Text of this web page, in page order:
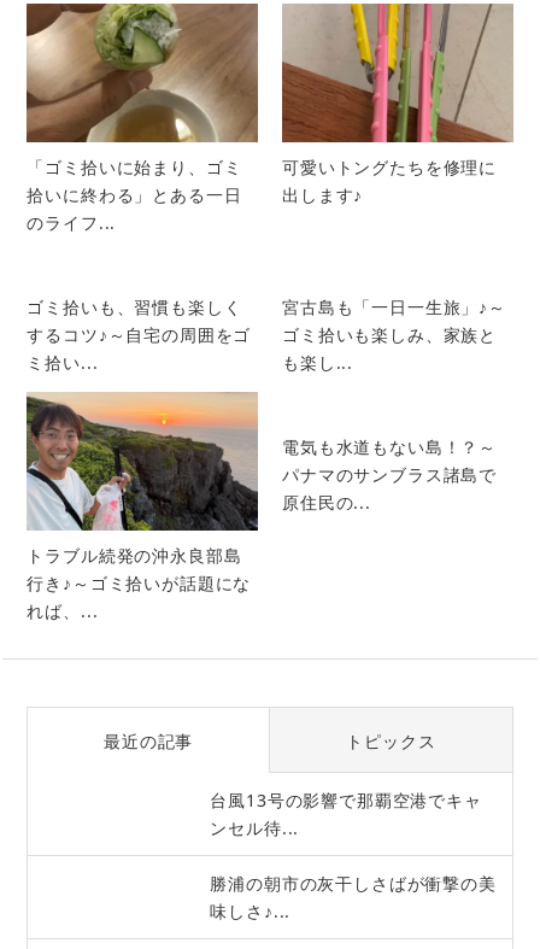
「ゴミ拾いに始まり、ゴミ
拾いに終わる」とある一日
のライフ...
可愛いトングたちを修理に
出します♪
ゴミ拾いも、習慣も楽しく
するコツ♪～自宅の周囲をゴ
ミ拾い...
宮古島も「一日一生旅」♪～
ゴミ拾いも楽しみ、家族と
も楽し...
トラブル続発の沖永良部島
行き♪～ゴミ拾いが話題にな
れば、...
電気も水道もない島！？～
パナマのサンブラス諸島で
原住民の...
最近の記事 トピックス
台風13号の影響で那覇空港でキャ
ンセル待...
勝浦の朝市の灰干しさばが衝撃の美
味しさ♪...